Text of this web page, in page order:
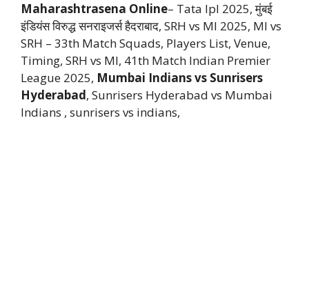
Maharashtrasena Online– Tata Ipl 2025, मुंबई
इंडियंस विरुद्ध सनराइजर्स हैदराबाद, SRH vs MI 2025, MI vs
SRH – 33th Match Squads, Players List, Venue,
Timing, SRH vs MI, 41th Match Indian Premier
League 2025, Mumbai Indians vs Sunrisers
Hyderabad, Sunrisers Hyderabad vs Mumbai
Indians , sunrisers vs indians,